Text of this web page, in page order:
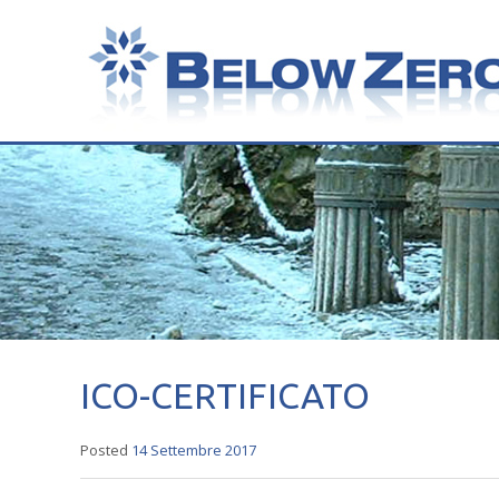
ICO-CERTIFICATO
Posted 14 Settembre 2017